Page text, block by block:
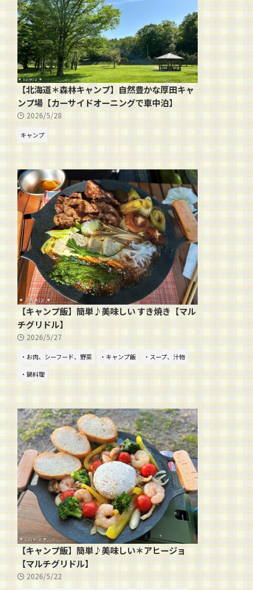
【北海道＊森林キャンプ】自然豊かな厚田キャ
ンプ場【カーサイドオーニングで車中泊】
2026/5/28
キャンプ
【キャンプ飯】簡単♪美味しい すき焼き【マル
チグリドル】
2026/5/27
・お肉、シーフード、野菜 ・キャンプ飯
・スープ、汁物
・鍋料理
【キャンプ飯】簡単♪美味しい＊アヒージョ
【マルチグリドル】
2026/5/22